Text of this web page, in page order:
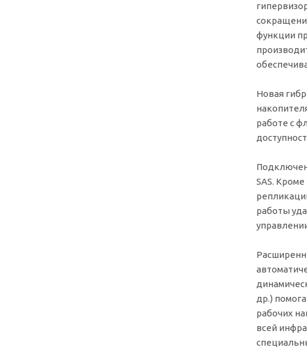
функции
Новая
работе с
SAS.
работы
др.)
рабочих
всей